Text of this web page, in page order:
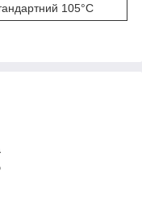
105°С